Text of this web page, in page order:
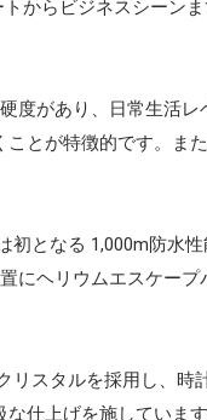
からビジネスシーン
度があり、日常生活
とが特徴的です。ま
初となる 1,000m防水
にヘリウムエスケープ
リスタルを採用し、
仕上げを施しています